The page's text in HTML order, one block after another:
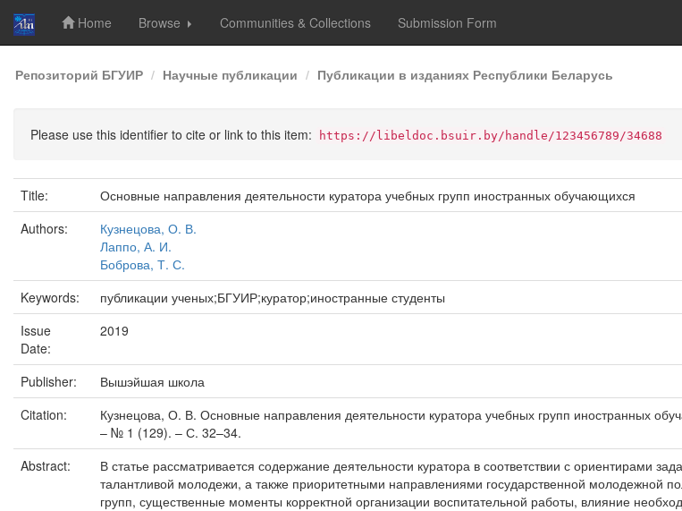
Skip
navigation
Home Browse Communities & Collections Submission Form
Репозиторий БГУИР Научные публикации Публикации в изданиях Республики Беларусь
Please use this identifier to cite or link to this item: https://libeldoc.bsuir.by/handle/123456789/34688
Title:
Основные направления деятельности куратора учебных групп иностранных обучающихся
Authors:
Кузнецова, О. В.
Лаппо, А. И.
Боброва, Т. С.
Keywords:
публикации ученых;БГУИР;куратор;иностранные студенты
Issue
Date:
2019
Publisher:
Вышэйшая школа
Citation:
Кузнецова, О. В. Основные направления деятельности куратора учебных групп иностранных
– № 1 (129). – С. 32–34.
Abstract:
В статье рассматривается содержание деятельности куратора в соответствии с ориентирами
талантливой молодежи, а также приоритетными направлениями госу­дарственной молодежной
групп, суще­ственные моменты корректной организации воспитательной работы, влияние